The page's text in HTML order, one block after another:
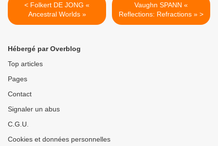
< Folkert DE JONG «
Ancestral Worlds »
Vaughn SPANN «
Reflections: Refractions » >
Hébergé par Overblog
Top articles
Pages
Contact
Signaler un abus
C.G.U.
Cookies et données personnelles